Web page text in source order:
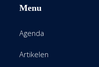
Menu
Agenda
Artikelen